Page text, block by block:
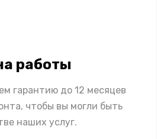
работы
гарантию до 12 месяцев
чтобы вы могли быть
наших услуг.